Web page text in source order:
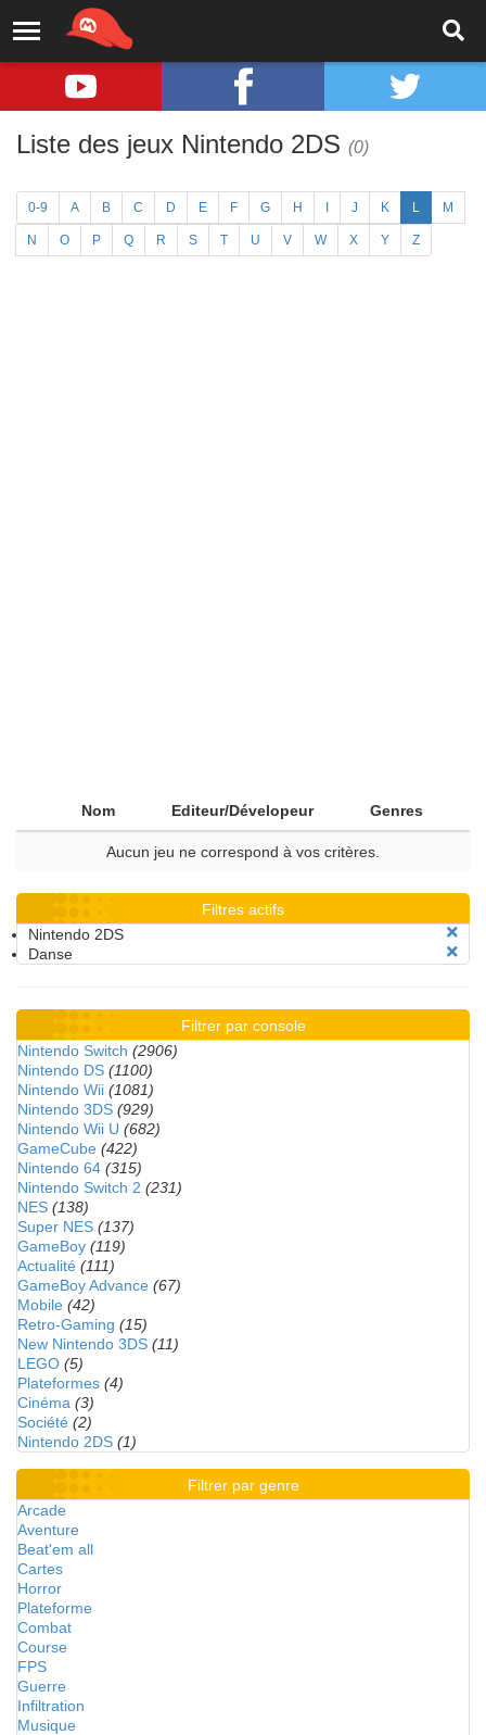
Liste des jeux Nintendo 2DS (0)
0-9 A B C D E F G H J K L M
N O P Q R S T U V W X Y Z
Nom Editeur/Dévelopeur Genres
Aucun jeu ne correspond à vos critères.
Filtres actifs
Nintendo 2DS
Danse
Filtrer par console
Nintendo Switch (2906)
Nintendo DS (1100)
Nintendo Wii (1081)
Nintendo 3DS (929)
Nintendo Wii U (682)
GameCube (422)
Nintendo 64 (315)
Nintendo Switch 2 (231)
NES (138)
Super NES (137)
GameBoy (119)
Actualité (111)
GameBoy Advance (67)
Mobile (42)
Retro-Gaming (15)
New Nintendo 3DS (11)
LEGO (5)
Plateformes (4)
Cinéma (3)
Société (2)
Nintendo 2DS (1)
Filtrer par genre
Arcade
Aventure
Beat'em all
Cartes
Horror
Plateforme
Combat
Course
FPS
Guerre
Infiltration
Musique